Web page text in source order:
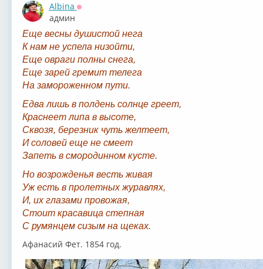
Albina
админ
Еще весны душистой нега
К нам не успела низойти,
Еще овраги полны снега,
Еще зарей гремит телега
На замороженном пути.
Едва лишь в полдень солнце греет,
Краснеет липа в высоте,
Сквозя, березник чуть желтеет,
И соловей еще не смеет
Запеть в смородинном кусте.
Но возрожденья весть живая
Уж есть в пролетных журавлях,
И, их глазами провожая,
Стоит красавица степная
С румянцем сизым на щеках.
Афанасий Фет. 1854 год.